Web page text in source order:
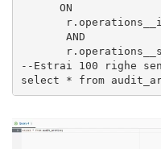
      ON
       AND
--Estrai 100 righe